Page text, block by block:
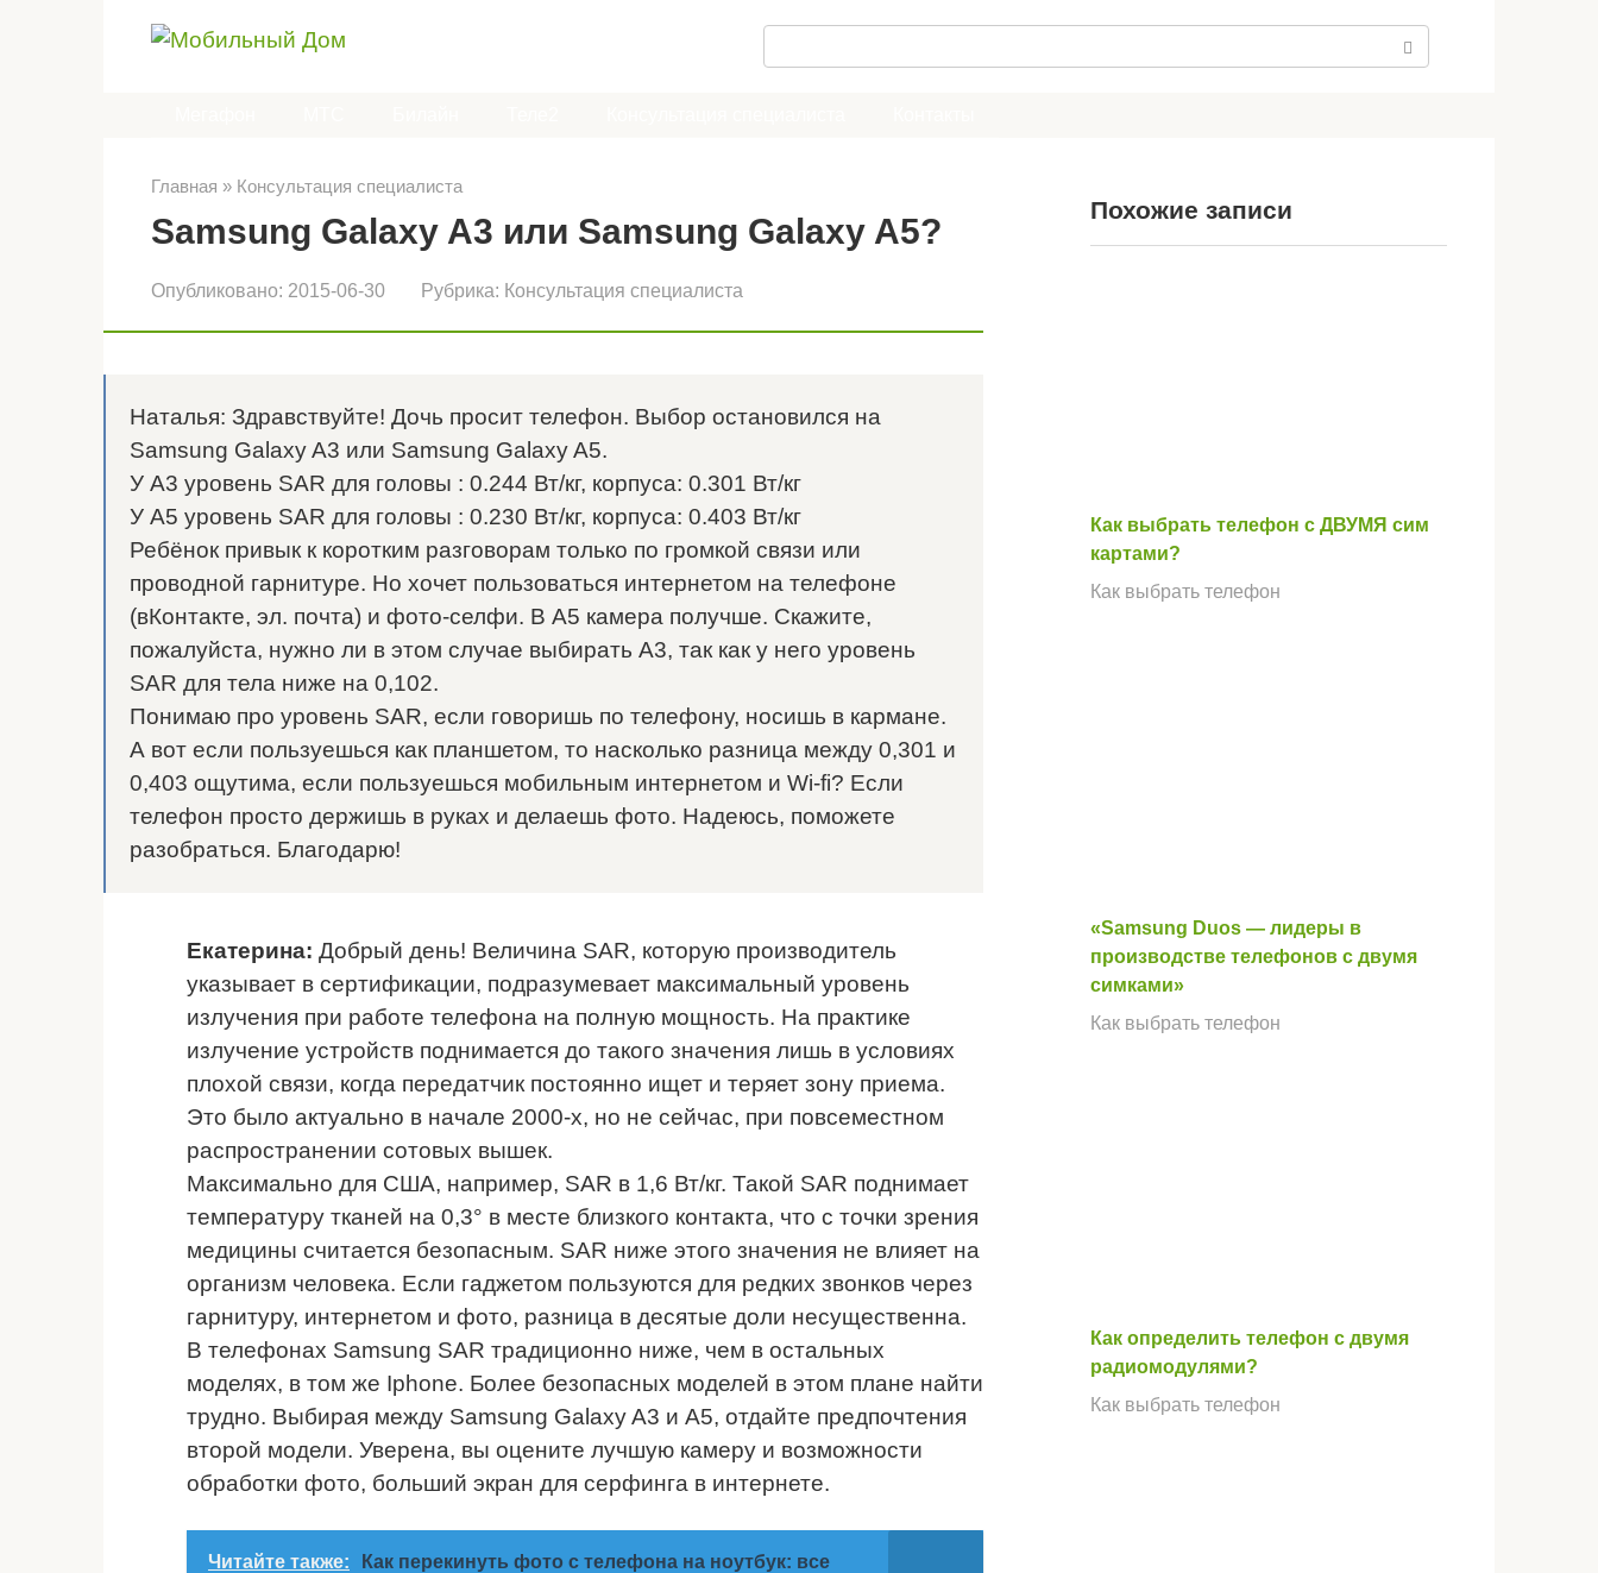
о
Главная » Консультация специалиста
Samsung Galaxy A3 или Samsung Galaxy A5?
Опубликовано: 2015-06-30 Рубрика: Консультация специалиста
Наталья: Здравствуйте! Дочь просит телефон. Выбор остановился на
Samsung Galaxy A3 или Samsung Galaxy A5.
У A3 уровень SAR для головы : 0.244 Вт/кг, корпуса: 0.301 Вт/кг
У A5 уровень SAR для головы : 0.230 Вт/кг, корпуса: 0.403 Вт/кг
Ребёнок привык к коротким разговорам только по громкой связи или
проводной гарнитуре. Но хочет пользоваться интернетом на телефоне
(вКонтакте, эл. почта) и фото-селфи. В A5 камера получше. Скажите,
пожалуйста, нужно ли в этом случае выбирать A3, так как у него уровень
SAR для тела ниже на 0,102.
Понимаю про уровень SAR, если говоришь по телефону, носишь в кармане.
А вот если пользуешься как планшетом, то насколько разница между 0,301 и
0,403 ощутима, если пользуешься мобильным интернетом и Wi-fi? Если
телефон просто держишь в руках и делаешь фото. Надеюсь, поможете
разобраться. Благодарю!
Екатерина: Добрый день! Величина SAR, которую производитель
указывает в сертификации, подразумевает максимальный уровень
излучения при работе телефона на полную мощность. На практике
излучение устройств поднимается до такого значения лишь в условиях
плохой связи, когда передатчик постоянно ищет и теряет зону приема.
Это было актуально в начале 2000-х, но не сейчас, при повсеместном
распространении сотовых вышек.
Максимально для США, например, SAR в 1,6 Вт/кг. Такой SAR поднимает
температуру тканей на 0,3° в месте близкого контакта, что с точки зрения
медицины считается безопасным. SAR ниже этого значения не влияет на
организм человека. Если гаджетом пользуются для редких звонков через
гарнитуру, интернетом и фото, разница в десятые доли несущественна.
В телефонах Samsung SAR традиционно ниже, чем в остальных
моделях, в том же Iphone. Более безопасных моделей в этом плане найти
трудно. Выбирая между Samsung Galaxy A3 и A5, отдайте предпочтения
второй модели. Уверена, вы оцените лучшую камеру и возможности
обработки фото, больший экран для серфинга в интернете.
Читайте также:
Как перекинуть фото с телефона на ноутбук: все
Похожие записи
Как выбрать телефон с ДВУМЯ сим
картами?
Как выбрать телефон
«Samsung Duos — лидеры в
производстве телефонов с двумя
симками»
Как выбрать телефон
Как определить телефон с двумя
радиомодулями?
Как выбрать телефон